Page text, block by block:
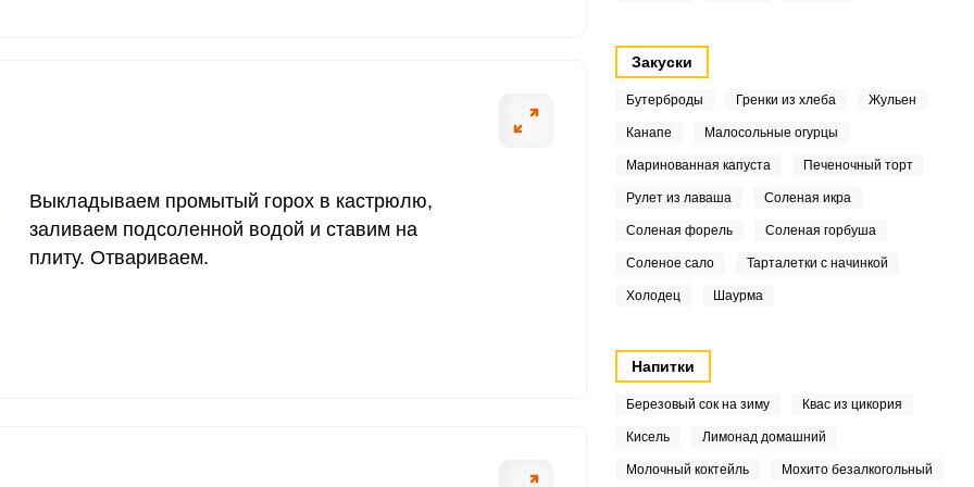
400 мг 4.8
1300 мг
Выкладываем промытый горох в кастрюлю,
заливаем подсоленной водой и ставим на
плиту. Отвариваем.
Закуски
Бутерброды Гренки из хлеба Жульен
Канапе Малосольные огурцы
Маринованная капуста Печеночный торт
Рулет из лаваша Соленая икра
Соленая форель Соленая горбуша
Соленое сало Тарталетки с начинкой
Холодец Шаурма
Напитки
Березовый сок на зиму Квас из цикория
Кисель Лимонад домашний
Молочный коктейль Мохито безалкогольный
ЕЩЕ НЕ ЗАРЕГИСТРИРОВАННЫ?
Забыли пароль?
с копчеными крылышками легко! Горох заранее отмачиваем в холодной воде
с
соглашением